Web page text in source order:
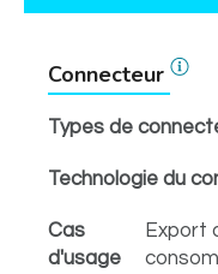
Connecteur
Types de
Technologie du
Cas
d'usage
Export